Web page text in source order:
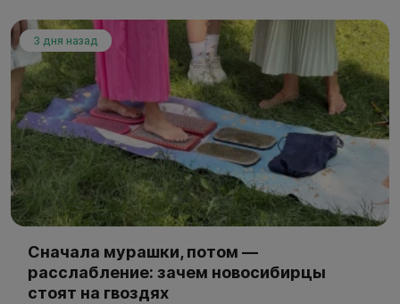
3 дня назад
Сначала мурашки, потом —
расслабление: зачем новосибирцы
стоят на гвоздях